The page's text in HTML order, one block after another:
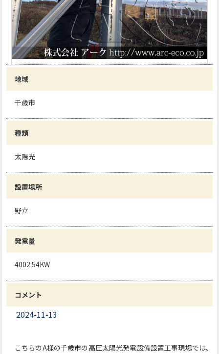
地域
千歳市
種類
太陽光
設置場所
野立
発電量
4002.54KW
コメント
2024-11-13
こちらのA様の千歳市の高圧太陽光発電設備設置工事現場では、